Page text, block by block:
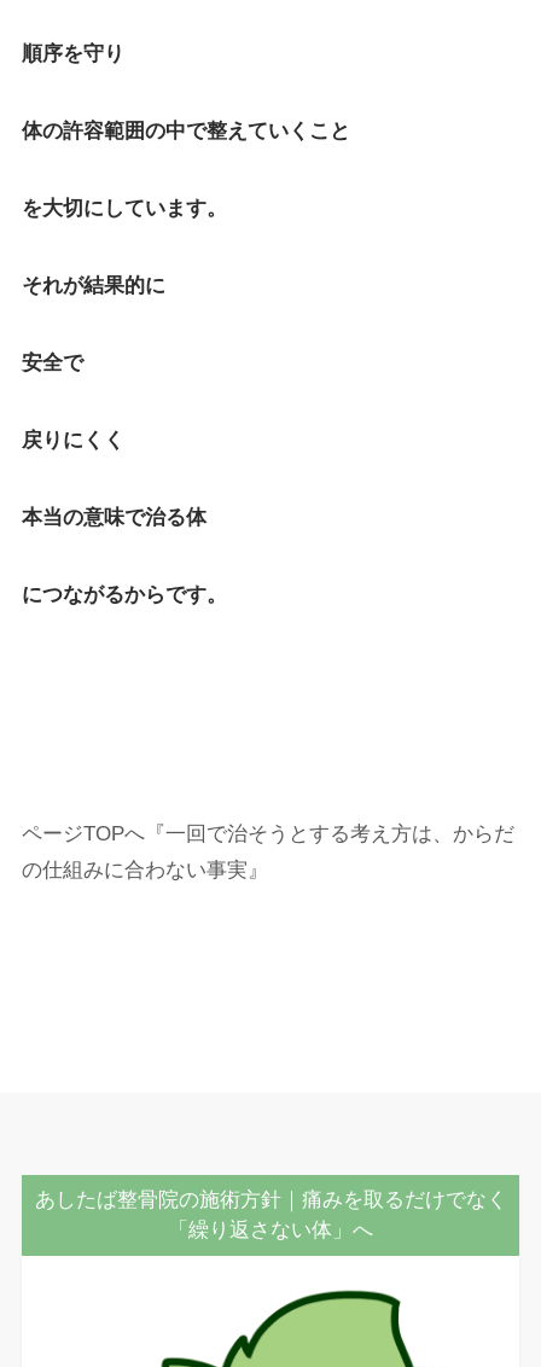
順序を守り
体の許容範囲の中で整えていくこと
を大切にしています。
それが結果的に
安全で
戻りにくく
本当の意味で治る体
につながるからです。
ページTOPへ『一回で治そうとする考え方は、からだ
の仕組みに合わない事実』
あしたば整骨院の施術方針｜痛みを取るだけでなく
「繰り返さない体」へ